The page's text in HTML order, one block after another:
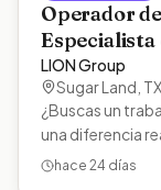
Operador
Especialista
LION Group
Sugar Land TX
¿Buscas un
una diferencia
limpieza y
hace 24 días